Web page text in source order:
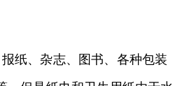
纸、杂志、图书、各种包装